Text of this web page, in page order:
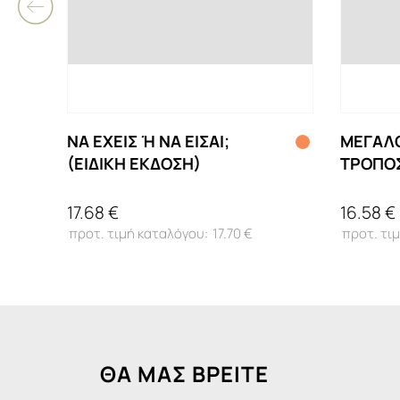
ΝΑ ΕΧΕΙΣ Ή ΝΑ ΕΙΣΑΙ;
(ΕΙΔΙΚΗ ΕΚΔΟΣΗ)
17.68 €
17.70 €
16.58 €
ΘΑ ΜΑΣ ΒΡΕΙΤΕ